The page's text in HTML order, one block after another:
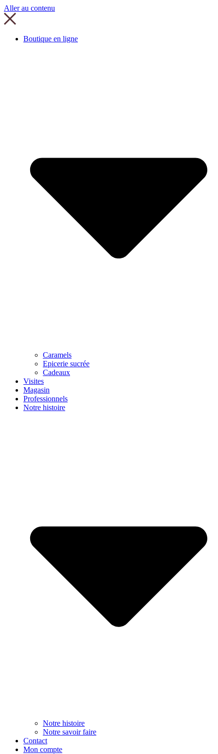
Aller au contenu
Boutique en ligne
Caramels
Epicerie sucrée
Cadeaux
Visites
Magasin
Professionnels
Notre histoire
Notre histoire
Notre savoir faire
Contact
Mon compte